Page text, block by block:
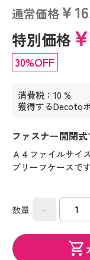
通常価格￥
特別価格
30%OFF
消費税：10 %
獲得するDecoto
ファスナー開閉
Ａ４ファイルサイ
ブリーフケースで
ポケット×１●内
数量 -
shopping_cart